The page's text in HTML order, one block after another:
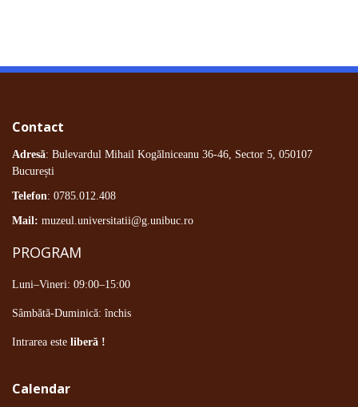
Contact
Adresă: Bulevardul Mihail Kogălniceanu 36-46, Sector 5, 050107
București
Telefon: 0785.012.408
Mail: muzeul.universitatii@g.unibuc.ro
PROGRAM
Luni–Vineri: 09:00–15:00
Sâmbătă-Duminică: închis
Intrarea este liberă !
Calendar